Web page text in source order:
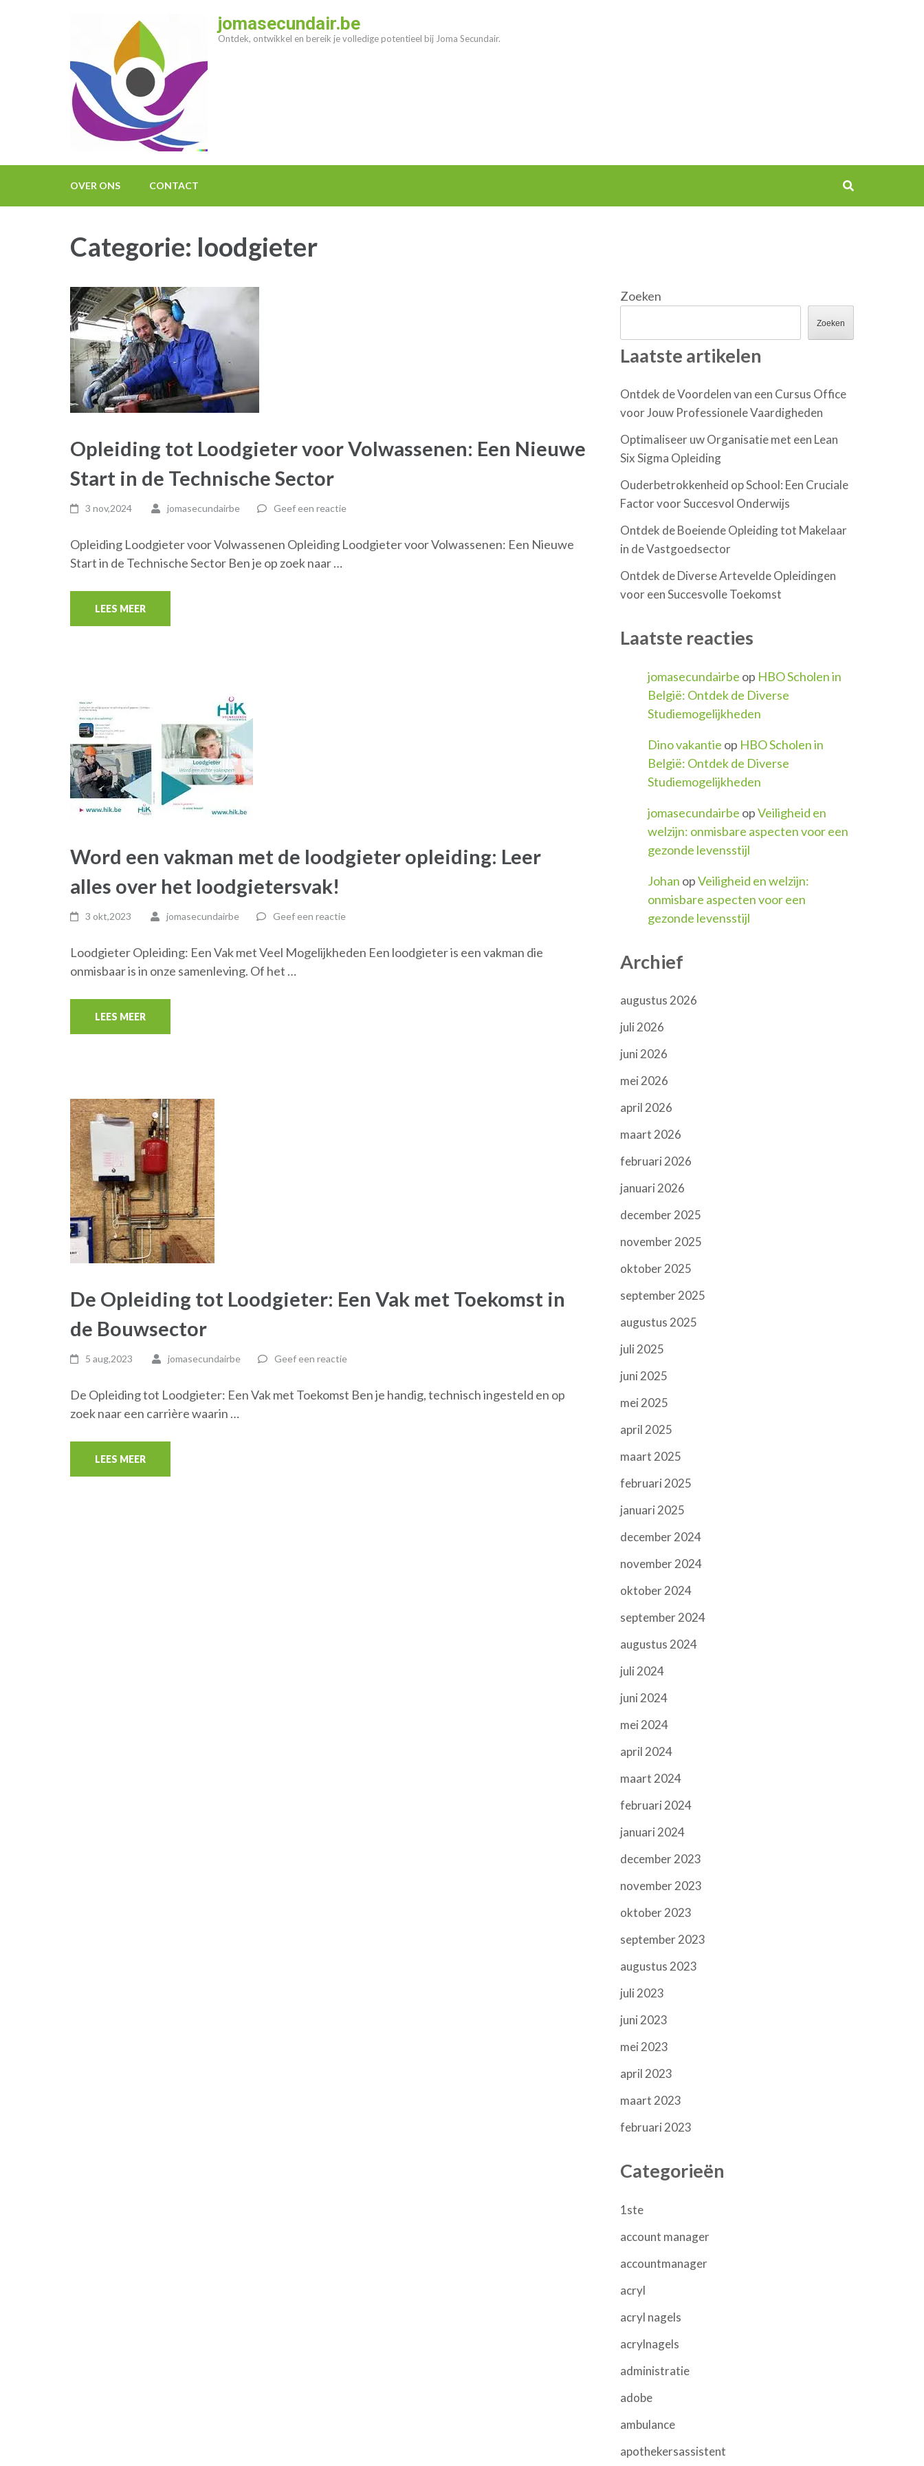
jomasecundair.be
Ontdek, ontwikkel en bereik je volledige potentieel bij Joma Secundair.
OVER ONS CONTACT
Categorie: loodgieter
Opleiding tot Loodgieter voor Volwassenen: Een Nieuwe
Start in de Technische Sector
3 nov,2024 jomasecundairbe Geef een reactie
Opleiding Loodgieter voor Volwassenen Opleiding Loodgieter voor Volwassenen: Een Nieuwe
Start in de Technische Sector Ben je op zoek naar …
LEES MEER
Word een vakman met de loodgieter opleiding: Leer
alles over het loodgietersvak!
3 okt,2023 jomasecundairbe Geef een reactie
Loodgieter Opleiding: Een Vak met Veel Mogelijkheden Een loodgieter is een vakman die
onmisbaar is in onze samenleving. Of het …
LEES MEER
De Opleiding tot Loodgieter: Een Vak met Toekomst in
de Bouwsector
5 aug,2023 jomasecundairbe Geef een reactie
De Opleiding tot Loodgieter: Een Vak met Toekomst Ben je handig, technisch ingesteld en op
zoek naar een carrière waarin …
LEES MEER
Zoeken
Zoeken
Laatste artikelen
Ontdek de Voordelen van een Cursus Office
voor Jouw Professionele Vaardigheden
Optimaliseer uw Organisatie met een Lean
Six Sigma Opleiding
Ouderbetrokkenheid op School: Een Cruciale
Factor voor Succesvol Onderwijs
Ontdek de Boeiende Opleiding tot Makelaar
in de Vastgoedsector
Ontdek de Diverse Artevelde Opleidingen
voor een Succesvolle Toekomst
Laatste reacties
jomasecundairbe op HBO Scholen in
België: Ontdek de Diverse
Studiemogelijkheden
Dino vakantie op HBO Scholen in
België: Ontdek de Diverse
Studiemogelijkheden
jomasecundairbe opVeiligheid en
welzijn: onmisbare aspecten voor een
gezonde levensstijl
Johan opVeiligheid en welzijn:
onmisbare aspecten voor een
gezonde levensstijl
Archief
augustus 2026
juli 2026
juni 2026
mei 2026
april 2026
maart 2026
februari 2026
januari 2026
december 2025
november 2025
oktober 2025
september 2025
augustus 2025
juli 2025
juni 2025
mei 2025
april 2025
maart 2025
februari 2025
januari 2025
december 2024
november 2024
oktober 2024
september 2024
augustus 2024
juli 2024
juni 2024
mei 2024
april 2024
maart 2024
februari 2024
januari 2024
december 2023
november 2023
oktober 2023
september 2023
augustus 2023
juli 2023
juni 2023
mei 2023
april 2023
maart 2023
februari 2023
Categorieën
1ste
account manager
accountmanager
acryl
acryl nagels
acrylnagels
administratie
adobe
ambulance
apothekersassistent